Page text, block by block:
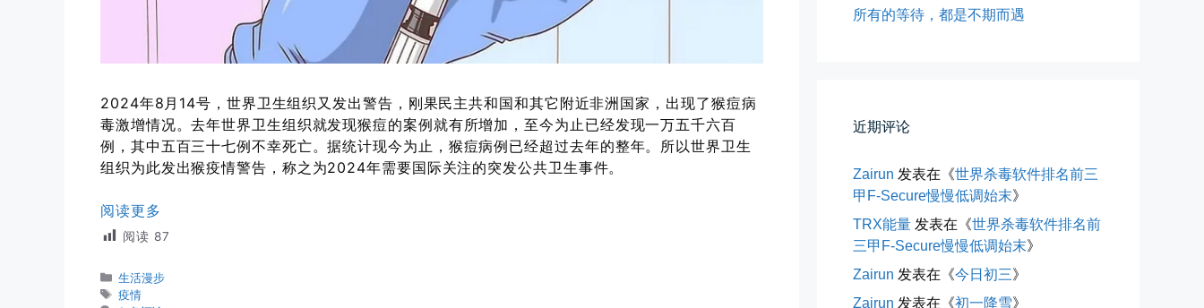
2024年8月14号，世界卫生组织又发出警告，刚果民主共和国和其它附近非洲国家，出现了猴痘病
毒激增情况。去年世界卫生组织就发现猴痘的案例就有所增加，至今为止已经发现一万五千六百
例，其中五百三十七例不幸死亡。据统计现今为止，猴痘病例已经超过去年的整年。所以世界卫生
组织为此发出猴疫情警告，称之为2024年需要国际关注的突发公共卫生事件。
阅读更多
阅读 87
分
类
生活漫步
标
疫情
所有的等待，都是不期而遇
近期评论
Zairun 发表在《世界杀毒软件排名前三
甲F-Secure慢慢低调始末》
TRX能量 发表在《世界杀毒软件排名前
三甲F-Secure慢慢低调始末》
Zairun 发表在《今日初三》
Zairun 发表在《初一降雪》
玻璃橱窗两侧的目光交汇
四月物语
车窗外的风景，辽宁家乡的草木新...
📅 04-29 20:49👤 Zairun